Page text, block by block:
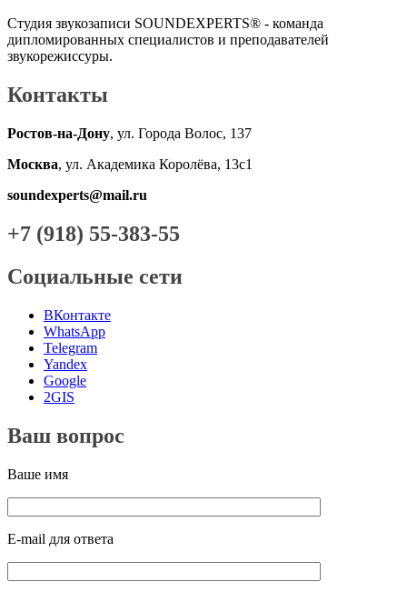
Студия звукозаписи SOUNDEXPERTS® - команда
дипломированных специалистов и преподавателей
звукорежиссуры.
Контакты
Ростов-на-Дону, ул. Города Волос, 137
Москва, ул. Академика Королёва, 13с1
soundexperts@mail.ru
+7 (918) 55-383-55
Социальные сети
ВКонтакте
WhatsApp
Telegram
Yandex
Google
2GIS
Ваш вопрос
Ваше имя
E-mail для ответа